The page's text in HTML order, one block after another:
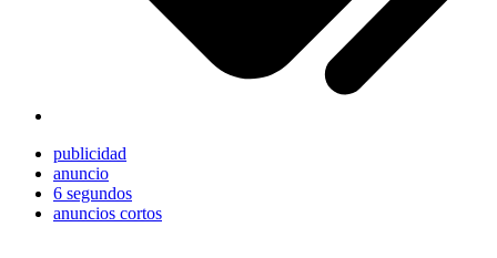
publicidad
anuncio
6 segundos
anuncios cortos